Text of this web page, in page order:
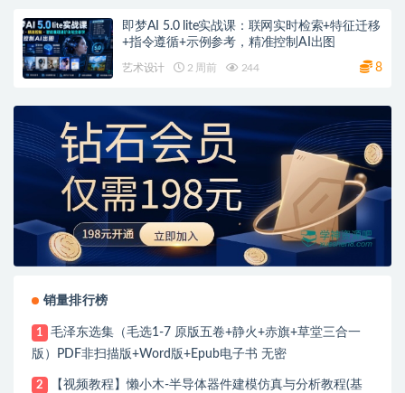
即梦AI 5.0 lite实战课：联网实时检索+特征迁移
+指令遵循+示例参考，精准控制AI出图
艺术设计 2 周前 244 8
销量排行榜
1
毛泽东选集（毛选1-7 原版五卷+静火+赤旗+草堂三合一
版）PDF非扫描版+Word版+Epub电子书 无密
2
【视频教程】懒小木-半导体器件建模仿真与分析教程(基